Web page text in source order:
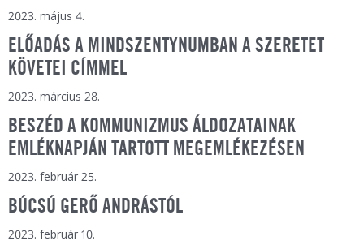
2023. május 4.
ELŐADÁS A MINDSZENTYNUMBAN A SZERETET
KÖVETEI CÍMMEL
2023. március 28.
BESZÉD A KOMMUNIZMUS ÁLDOZATAINAK
EMLÉKNAPJÁN TARTOTT MEGEMLÉKEZÉSEN
2023. február 25.
BÚCSÚ GERŐ ANDRÁSTÓL
2023. február 10.